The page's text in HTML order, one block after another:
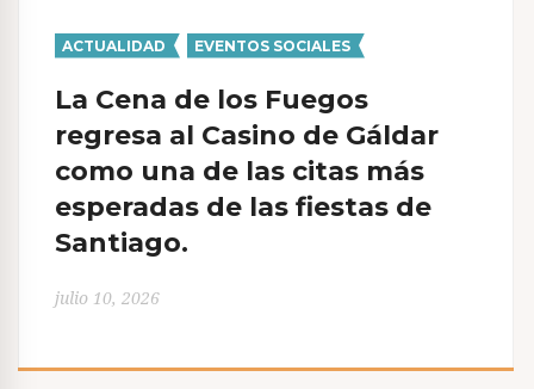
ACTUALIDAD EVENTOS SOCIALES
La Cena de los Fuegos
regresa al Casino de Gáldar
como una de las citas más
esperadas de las fiestas de
Santiago.
julio 10, 2026